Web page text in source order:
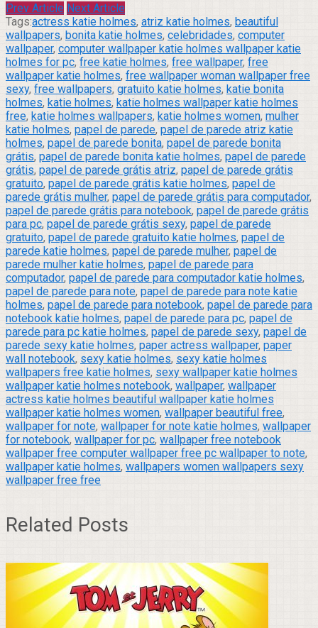
Prev Article Next Article
Tags:actress katie holmes, atriz katie holmes, beautiful
wallpapers, bonita katie holmes, celebridades, computer
wallpaper, computer wallpaper katie holmes wallpaper katie
holmes for pc, free katie holmes, free wallpaper, free
wallpaper katie holmes, free wallpaper woman wallpaper free
sexy, free wallpapers, gratuito katie holmes, katie bonita
holmes, katie holmes, katie holmes wallpaper katie holmes
free, katie holmes wallpapers, katie holmes women, mulher
katie holmes, papel de parede, papel de parede atriz katie
holmes, papel de parede bonita, papel de parede bonita
grátis, papel de parede bonita katie holmes, papel de parede
grátis, papel de parede grátis atriz, papel de parede grátis
gratuito, papel de parede grátis katie holmes, papel de
parede grátis mulher, papel de parede grátis para computador,
papel de parede grátis para notebook, papel de parede grátis
para pc, papel de parede grátis sexy, papel de parede
gratuito, papel de parede gratuito katie holmes, papel de
parede katie holmes, papel de parede mulher, papel de
parede mulher katie holmes, papel de parede para
computador, papel de parede para computador katie holmes,
papel de parede para note, papel de parede para note katie
holmes, papel de parede para notebook, papel de parede para
notebook katie holmes, papel de parede para pc, papel de
parede para pc katie holmes, papel de parede sexy, papel de
parede sexy katie holmes, paper actress wallpaper, paper
wall notebook, sexy katie holmes, sexy katie holmes
wallpapers free katie holmes, sexy wallpaper katie holmes
wallpaper katie holmes notebook, wallpaper, wallpaper
actress katie holmes beautiful wallpaper katie holmes
wallpaper katie holmes women, wallpaper beautiful free,
wallpaper for note, wallpaper for note katie holmes, wallpaper
for notebook, wallpaper for pc, wallpaper free notebook
wallpaper free computer wallpaper free pc wallpaper to note,
wallpaper katie holmes, wallpapers women wallpapers sexy
wallpaper free free
Related Posts